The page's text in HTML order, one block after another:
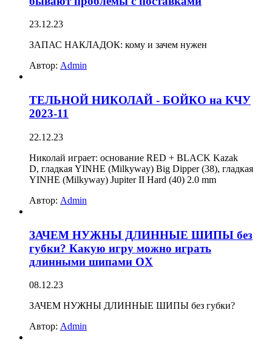
23.12.23
ЗАПАС НАКЛАДОК: кому и зачем нужен
Автор: Admin
ТЕЛЬНОЙ НИКОЛАЙ - БОЙКО на КЧУ
2023-11
22.12.23
Николай играет: основание RED + BLACK Kazak
D, гладкая YINHE (Milkyway) Big Dipper (38), гладкая
YINHE (Milkyway) Jupiter II Hard (40) 2.0 mm
Автор: Admin
ЗАЧЕМ НУЖНЫ ДЛИННЫЕ ШИПЫ без
губки? Какую игру можно играть
длинными шипами OX
08.12.23
ЗАЧЕМ НУЖНЫ ДЛИННЫЕ ШИПЫ без губки?
Автор: Admin